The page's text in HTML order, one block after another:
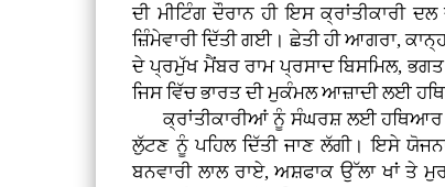
ਦੀ ਮੀਟਿੰਗ ਦੌਰਾਨ ਹੀ ਇਸ ਕ੍ਰਾਂਤੀਕਾਰੀ
ਜ਼ਿੰਮੇਵਾਰੀ ਦਿੱਤੀ ਗਈ। ਛੇਤੀ ਹੀ ਆਗਰਾ,
ਦੇ ਪ੍ਰਮੁੱਖ ਮੈਂਬਰ ਰਾਮ ਪ੍ਰਸਾਦ ਬਿਸਮਿਲ,
ਜਿਸ ਵਿੱਚ ਭਾਰਤ ਦੀ ਮੁਕੰਮਲ ਆਜ਼ਾਦੀ ਲਈ
ਕ੍ਰਾਂਤੀਕਾਰੀਆਂ ਨੂੰ ਸੰਘਰਸ਼ ਲਈ ਹਥਿਆਰ
ਲੁੱਟਣ ਨੂੰ ਪਹਿਲ ਦਿੱਤੀ ਜਾਣ ਲੱਗੀ। ਇਸੇ
ਬਨਵਾਰੀ ਲਾਲ ਰਾਏ, ਅਸ਼ਫਾਕ ਉੱਲਾ ਖਾਂ ਤੇ